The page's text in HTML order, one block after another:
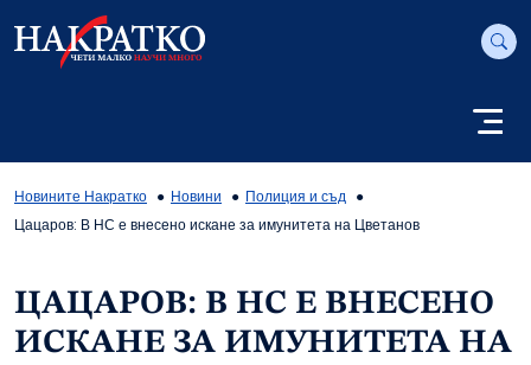
Новините Накратко Новини
Полиция и съд
Цацаров: В НС е внесено искане за имунитета на Цветанов
ЦАЦАРОВ: В НС Е ВНЕСЕНО
ИСКАНЕ ЗА ИМУНИТЕТА НА